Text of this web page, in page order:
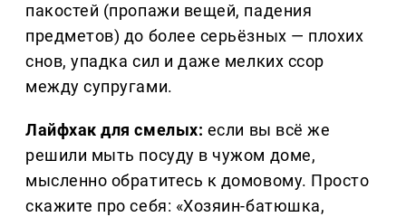
пакостей (пропажи вещей, падения
предметов) до более серьёзных — плохих
снов, упадка сил и даже мелких ссор
между супругами.
Лайфхак для смелых: если вы всё же
решили мыть посуду в чужом доме,
мысленно обратитесь к домовому. Просто
скажите про себя: «Хозяин-батюшка,